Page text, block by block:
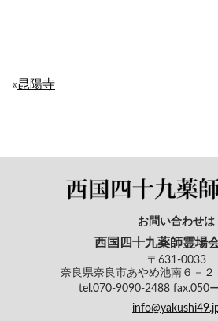
«昆陽寺
お問い合わせは
西国四十九薬師霊場
〒631-0033
奈良県奈良市あやめ池南６－２
tel.070-9090-2488 fax.050